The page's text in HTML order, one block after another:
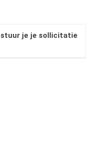
stuur je je sollicitatie